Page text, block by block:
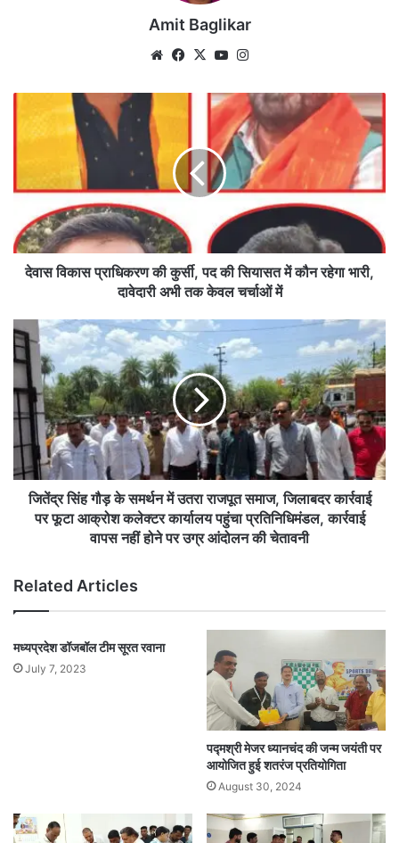
Amit Baglikar
WebsiteFacebook
X YouTube
विकास
प्राधिकरण
पद
सियासत
में
कौन
दावेदारी
अभी
तक
केवल
चर्चाओं
में
देवास विकास प्राधिकरण की कुर्सी, पद की सियासत में कौन रहेगा भारी,
दावेदारी अभी तक केवल चर्चाओं में
जितेंद्र
सिंह
गौड़
समर्थन
में
उतरा
राजपूत
समाज,
जिलाबदर
कार्रवाई
कलेक्टर
कार्यालय
प्रतिनिधिमंडल,
कार्रवाई
चेतावनी
जितेंद्र सिंह गौड़ के समर्थन में उतरा राजपूत समाज, जिलाबदर कार्रवाई
पर फूटा आक्रोश कलेक्टर कार्यालय पहुंचा प्रतिनिधिमंडल, कार्रवाई
वापस नहीं होने पर उग्र आंदोलन की चेतावनी
Related Articles
मध्यप्रदेश डॉजबॉल टीम सूरत रवाना
July 7, 2023
पद्मश्री मेजर ध्यानचंद की जन्म जयंती पर
आयोजित हुई शतरंज प्रतियोगिता
August 30, 2024